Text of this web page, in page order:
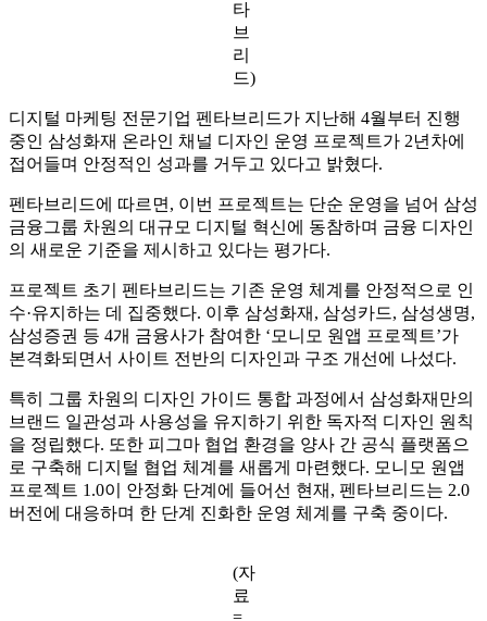
(자
료
=
타
브
리
디지털 마케팅 전문기업 펜타브리드가 지난해 4월부터 진행
중인 삼성화재 온라인 채널 디자인 운영 프로젝트가 2년차에
펜타브리드에 따르면, 이번 프로젝트는 단순 운영을 넘어 삼성
금융그룹 차원의 대규모 디지털 혁신에 동참하며 금융 디자인
의 새로운 기준을 제시하고 있다는 평가다.
프로젝트 초기 펜타브리드는 기존 운영 체계를 안정적으로 인
수·유지하는 데 집중했다. 이후 삼성화재, 삼성카드, 삼성생명,
삼성증권 등 4개 금융사가 참여한 ‘모니모 원앱 프로젝트’가
본격화되면서 사이트 전반의 디자인과 구조 개선에 나섰다.
특히 그룹 차원의 디자인 가이드 통합 과정에서 삼성화재만의
로 구축해 디지털 협업 체계를 새롭게 마련했다. 모니모 원앱
프로젝트 1.0이 안정화 단계에 들어선 현재, 펜타브리드는 2.0